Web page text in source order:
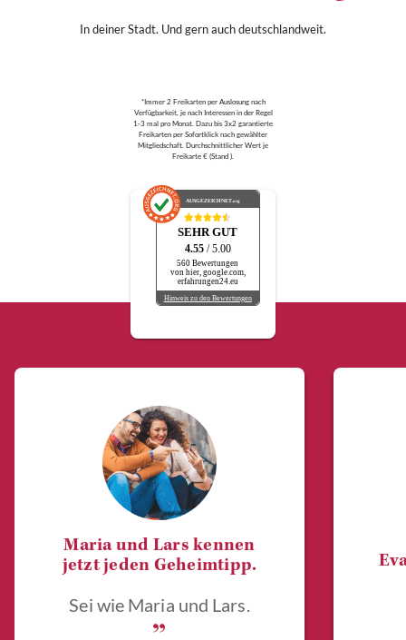
In deiner Stadt. Und gern auch deutschlandweit.
*Immer 2 Freikarten per Auslosung nach
Verfügbarkeit, je nach Interessen in der Regel
1-3 mal pro Monat. Dazu bis 3x2 garantierte
Freikarten per Sofortklick nach gewählter
Mitgliedschaft. Durchschnittlicher Wert je
Freikarte € (Stand ).
AUSGEZEICHNET.org
SEHR GUT
4.55 / 5.00
560 Bewertungen
von hier, google.com,
erfahrungen24.eu
Hinweis zu den Bewertungen
Maria und Lars kennen
jetzt jeden Geheimtipp.
Sei wie Maria und Lars.
„